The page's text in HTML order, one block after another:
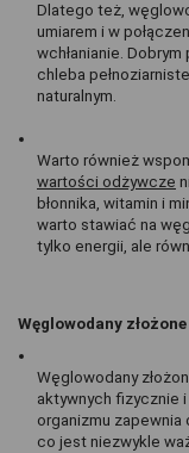
Dlatego też,
umiarem i w
wchłanianie.
chleba
naturalnym.
Warto również
wartości odżywcze
błonnika, witamin i
warto stawiać na
tylko energii, ale
Węglowodany złożone
Węglowodany
aktywnych fizycznie
organizmu zapewnia
co jest niezwykle